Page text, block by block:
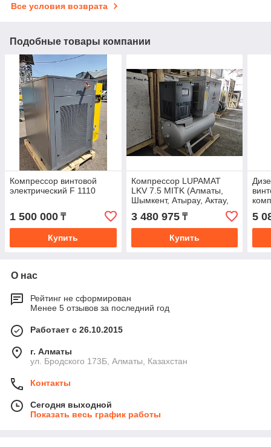
Все условия возврата
Подобные товары компании
Компрессор винтовой
электрический F 1110
1 500 000 ₸
Купить
Компрессор LUPAMAT
LKV 7.5 MITK (Алматы,
Шымкент, Атырау, Актау,
3 480 975₸
Купить
5
О нас
Рейтинг не сформирован
Менее 5 отзывов за последний год
Работает с 26.10.2015
г. Алматы
ул. Бродского 173Б, Алматы, Казахстан
Контакты
Сегодня выходной
Показать весь график работы